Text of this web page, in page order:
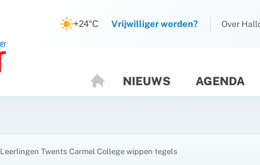
+24°C Vrijwilliger worden? Over
O
M
NIEUWS AGENDA
Leerlingen Twents Carmel College wippen tegels